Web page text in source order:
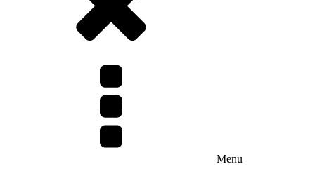
Menu